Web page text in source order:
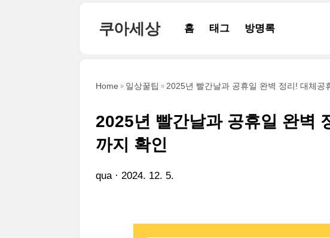
쿠아세상 홈 태그 방명록
Home 일상꿀팁 2025년 빨간날과 공휴일 완벽 정리! 대체공
2025년 빨간날과 공휴일 완벽
까지 확인
qua 2024. 12. 5.